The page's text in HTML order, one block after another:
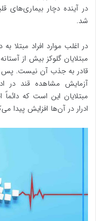
در آینده دچار بیماری‌های
شد.
در اغلب موارد افراد مبتلا
مبتلایان گلوکز بیش از
قادر به جذب آن نیست. پس
آزمایش مشاهده قند در
مبتلایان این است که
ادرار در آن‌ها افزایش پیدا